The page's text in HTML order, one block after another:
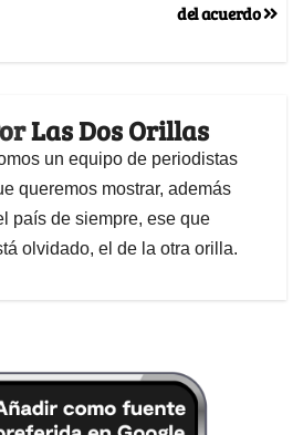
del acuerdo
Las Dos Orillas
un equipo de periodistas
queremos mostrar, además
país de siempre, ese que
olvidado, el de la otra orilla.